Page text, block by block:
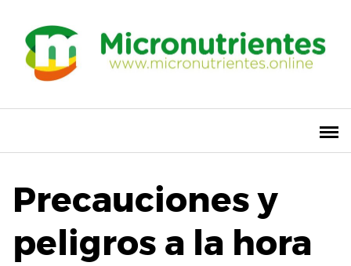
Precauciones y
peligros a la hora